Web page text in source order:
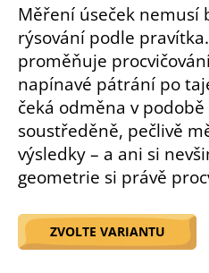
Měření úseček nemusí
rýsování podle
proměňuje
napínavé pátrání po
čeká odměna v
soustředěně, pečlivě
výsledky – a ani si
geometrie si právě
ZVOLTE VARIANTU
D
o
p
o
r
č
u
j